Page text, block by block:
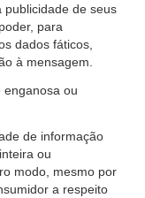
publicidade de seus
para
dados fáticos,
à mensagem.
enganosa ou
de informação
ou
modo, mesmo por
a respeito